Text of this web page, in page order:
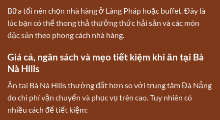
Bữa tối nên chọn nhà hàng ở Làng Pháp hoặc buffet. Đây là
lúc bạn có thể thong thả thưởng thức hải sản và các món
đặc sản theo phong cách nhà hàng.
Giá cả, ngân sách và mẹo tiết kiệm khi ăn tại Bà
Nà Hills
Ăn tại Bà Nà Hills thường đắt hơn so với trung tâm Đà Nẵng
do chi phí vận chuyển và phục vụ trên cao. Tuy nhiên có
nhiều cách để tiết kiệm: